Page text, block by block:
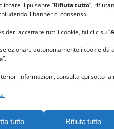
il pulsante “Rifiuta tutto”,
il banner di consenso.
accettare tutti i cookie, fai clic su “
autonomamente i cookie da
”.
informazioni, consulta qui sotto la
tutto Rifiuta tutto